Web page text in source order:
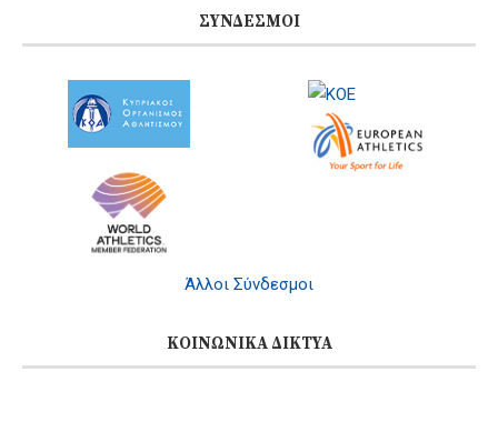
ΣΎΝΔΕΣΜΟΙ
Άλλοι Σύνδεσμοι
ΚΟΙΝΩΝΙΚΆ ΔΊΚΤΥΑ